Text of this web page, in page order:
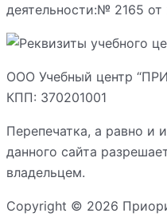
деятельности:№ 2165 от
ООО Учебный центр
КПП: 370201001
Перепечатка, а равно и
данного сайта
владельцем.
Copyright © 2026